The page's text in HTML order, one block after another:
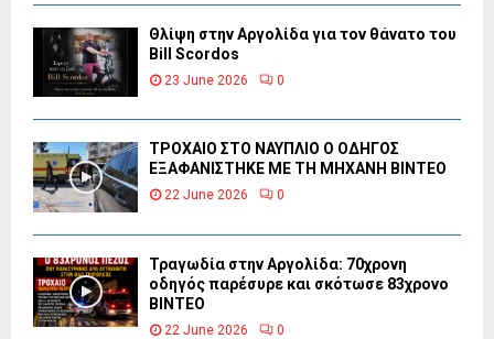
Θλίψη στην Αργολίδα για τον θάνατο του
Bill Scordos
23 June 2026 0
ΤΡΟΧΑΙΟ ΣΤΟ ΝΑΥΠΛΙΟ Ο ΟΔΗΓΟΣ
ΕΞΑΦΑΝΙΣΤΗΚΕ ΜΕ ΤΗ ΜΗΧΑΝΗ ΒΙΝΤΕΟ
22 June 2026 0
Τραγωδία στην Αργολίδα: 70χρονη
οδηγός παρέσυρε και σκότωσε 83χρονο
ΒΙΝΤΕΟ
22 June 2026 0